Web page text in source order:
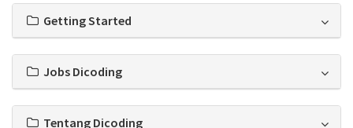
Getting Started
Jobs Dicoding
Tentang Dicoding